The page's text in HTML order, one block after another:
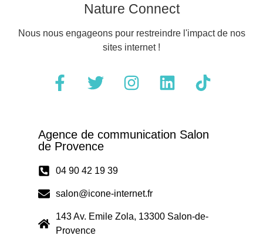
Nature Connect
Nous nous engageons pour restreindre l'impact de nos
sites internet !
Agence de communication Salon
de Provence
04 90 42 19 39
salon@icone-internet.fr
143 Av. Emile Zola, 13300 Salon-de-
Provence